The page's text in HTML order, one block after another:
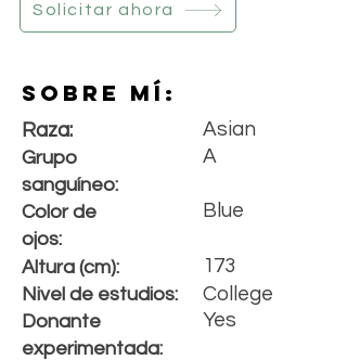
Solicitar ahora
Sobre mí:
Raza:
Grupo
sanguíneo:
Color de
ojos:
Altura (cm):
Nivel de estudios:
Donante
experimentada:
Asian
A
Blue
173
College
Yes